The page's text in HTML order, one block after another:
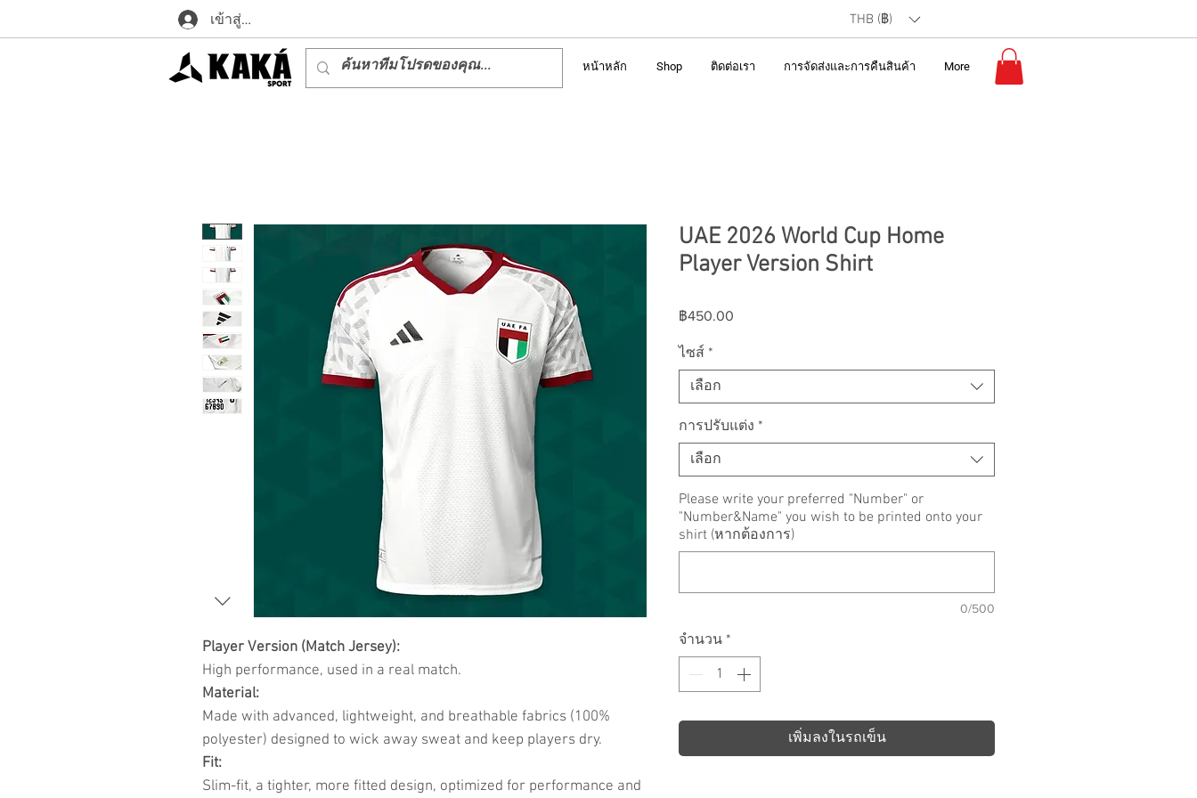
เข้าสู่ระบบ THB (฿)
หน้าหลัก Shop ติดต่อเรา การจัดส่งและการคืนสินค้า More
Player Version (Match Jersey):
High performance, used in a real match.
Material:
Made with advanced, lightweight, and breathable fabrics (100%
polyester) designed to wick away sweat and keep players dry.
Fit:
Slim-fit, a tighter, more fitted design, optimized for performance and
UAE 2026 World Cup Home
Player Version Shirt
฿450.00
ไซส์ *
เลือก
การปรับแต่ง *
เลือก
Please write your preferred "Number" or
"Number&Name" you wish to be printed onto your
shirt (หากต้องการ)
0/500
จำนวน *
เพิ่มลงในรถเข็น